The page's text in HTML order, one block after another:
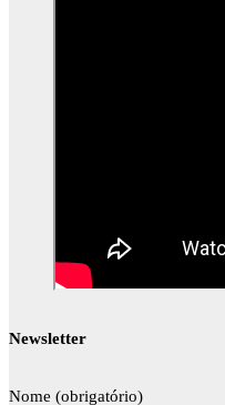
Newsletter
Nome (obrigatório)